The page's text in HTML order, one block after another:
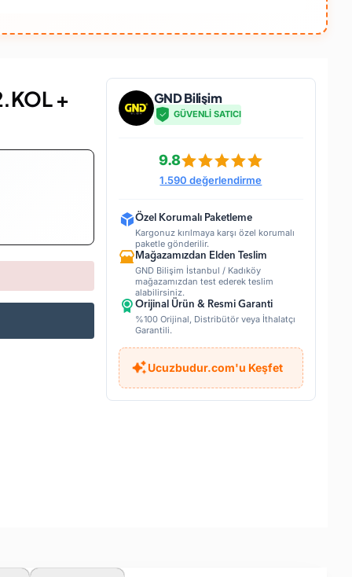
+
GND Bilişim
GÜVENLİ SATICI
9.8
1.590 değerlendirme
Özel Korumalı Paketleme
Kargonuz kırılmaya karşı özel korumalı
paketle gönderilir.
Mağazamızdan Elden Teslim
GND Bilişim İstanbul / Kadıköy
mağazamızdan test ederek teslim
alabilirsiniz.
Orijinal Ürün & Resmi Garanti
%100 Orijinal, Distribütör veya İthalatçı
Garantili.
Ucuzbudur.com'u Keşfet